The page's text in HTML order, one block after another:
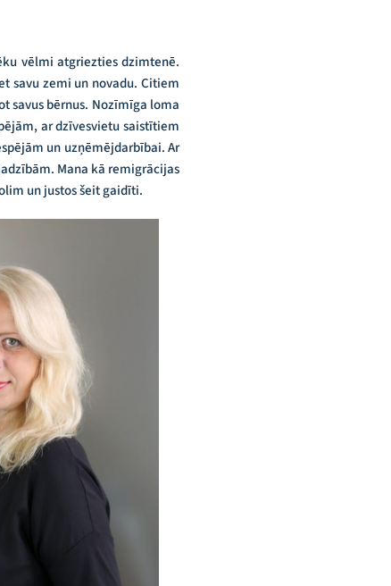
vēlmi atgriezties dzimtenē.
savu zemi un novadu. Citiem
savus bērnus. Nozīmīga loma
ar dzīvesvietu saistītiem
un uzņēmējdarbībai. Ar
Mana kā remigrācijas
un justos šeit gaidīti.